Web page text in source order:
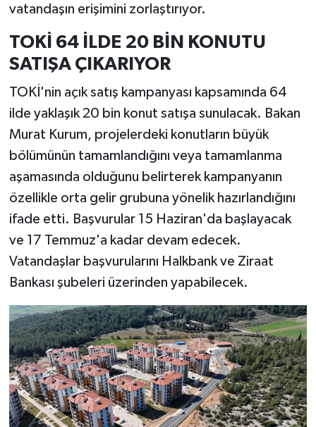
vatandaşın erişimini zorlaştırıyor.
TOKİ 64 İLDE 20 BİN KONUTU
SATIŞA ÇIKARIYOR
TOKİ'nin açık satış kampanyası kapsamında 64
ilde yaklaşık 20 bin konut satışa sunulacak. Bakan
Murat Kurum, projelerdeki konutların büyük
bölümünün tamamlandığını veya tamamlanma
aşamasında olduğunu belirterek kampanyanın
özellikle orta gelir grubuna yönelik hazırlandığını
ifade etti. Başvurular 15 Haziran'da başlayacak
ve 17 Temmuz'a kadar devam edecek.
Vatandaşlar başvurularını Halkbank ve Ziraat
Bankası şubeleri üzerinden yapabilecek.